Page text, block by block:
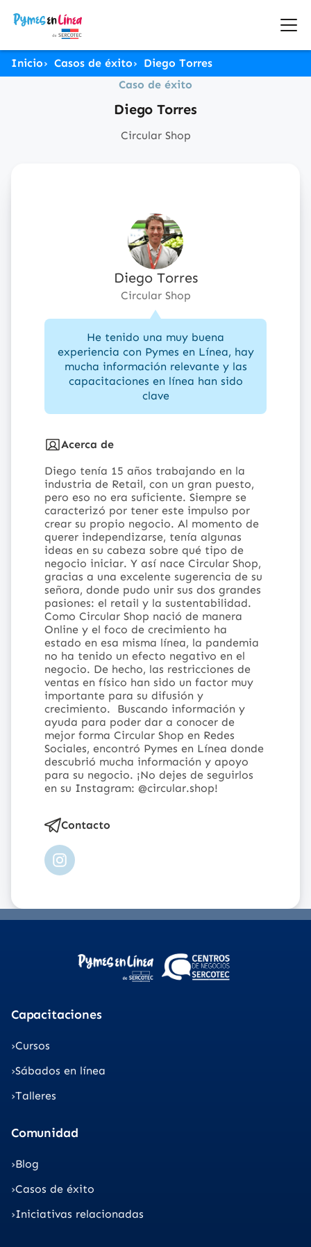
Inicio Casos de éxito
Diego Torres
Caso de éxito
Diego Torres
Circular Shop
Diego Torres
Circular Shop
He tenido una muy buena
experiencia con Pymes en Línea, hay
mucha información relevante y las
capacitaciones en línea han sido
clave
Acerca de
Diego tenía 15 años trabajando en la
industria de Retail, con un gran puesto,
pero eso no era suficiente. Siempre se
caracterizó por tener este impulso por
crear su propio negocio. Al momento de
querer independizarse, tenía algunas
ideas en su cabeza sobre qué tipo de
negocio iniciar. Y así nace Circular Shop,
gracias a una excelente sugerencia de su
señora, donde pudo unir sus dos grandes
pasiones: el retail y la sustentabilidad.
Como Circular Shop nació de manera
Online y el foco de crecimiento ha
estado en esa misma línea, la pandemia
no ha tenido un efecto negativo en el
negocio. De hecho, las restricciones de
ventas en físico han sido un factor muy
importante para su difusión y
crecimiento.
Buscando información y
ayuda para poder dar a conocer de
mejor forma Circular Shop en Redes
Sociales, encontró Pymes en Línea donde
descubrió mucha información y apoyo
para su negocio. ¡No dejes de seguirlos
en su Instagram: @circular.shop!
Contacto
Instagram
Capacitaciones
Cursos
Sábados en línea
Talleres
Comunidad
Blog
Casos de éxito
Iniciativas relacionadas